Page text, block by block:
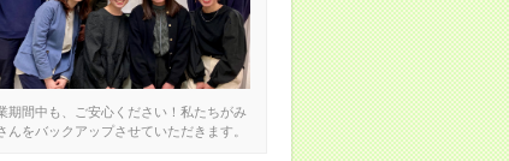
期間中も、ご安心ください！私たちがみ
んをバックアップさせていただきます。